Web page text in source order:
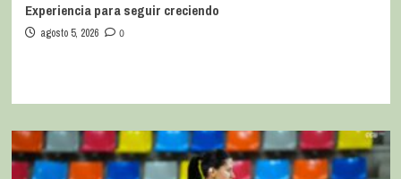
Experiencia para seguir creciendo
agosto 5, 2026 0